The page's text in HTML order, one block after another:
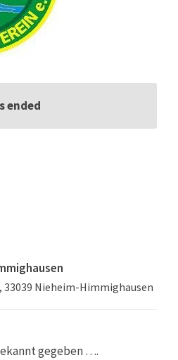
ended
Nieheim-Himmighausen
gegeben ….